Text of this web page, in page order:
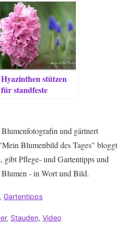
Hyazinthen stützen
für standfeste
und gärtnert
Blumenbild des Tages" bloggt
gibt Pflege- und Gartentipps und
Blumen - in Wort und Bild.
, Gartentipps
, Stauden, Video